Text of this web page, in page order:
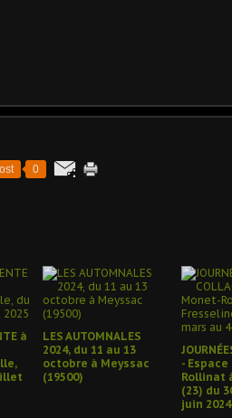
0
à
LES AUTOMNALES
2024, du 11 au 13
octobre à Meyssac
(19500)
-
Rollinat
(23) du
juin 2024